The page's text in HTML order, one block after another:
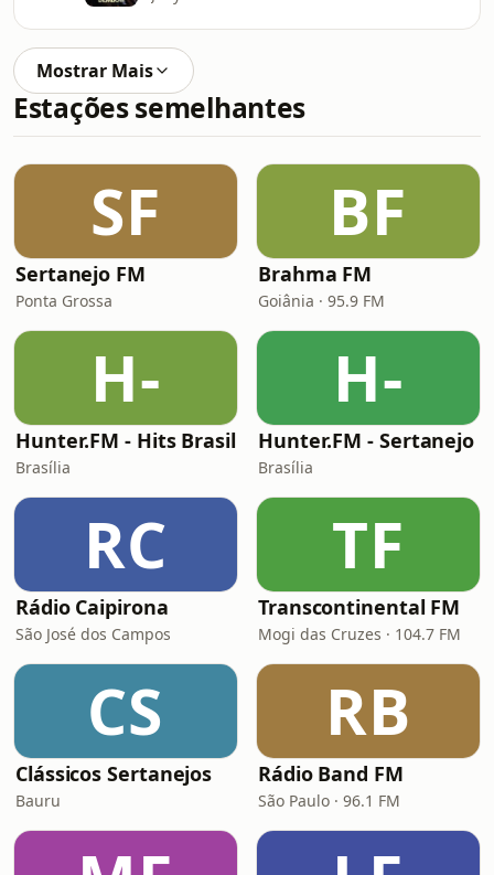
Mostrar Mais
Estações semelhantes
SF
Sertanejo FM
Ponta Grossa
BF
Brahma FM
Goiânia · 95.9 FM
H-
Hunter.FM - Hits Brasil
Brasília
H-
Hunter.FM - Sertanejo
Brasília
RC
Rádio Caipirona
São José dos Campos
TF
Transcontinental FM
Mogi das Cruzes · 104.7 FM
CS
Clássicos Sertanejos
Bauru
RB
Rádio Band FM
São Paulo · 96.1 FM